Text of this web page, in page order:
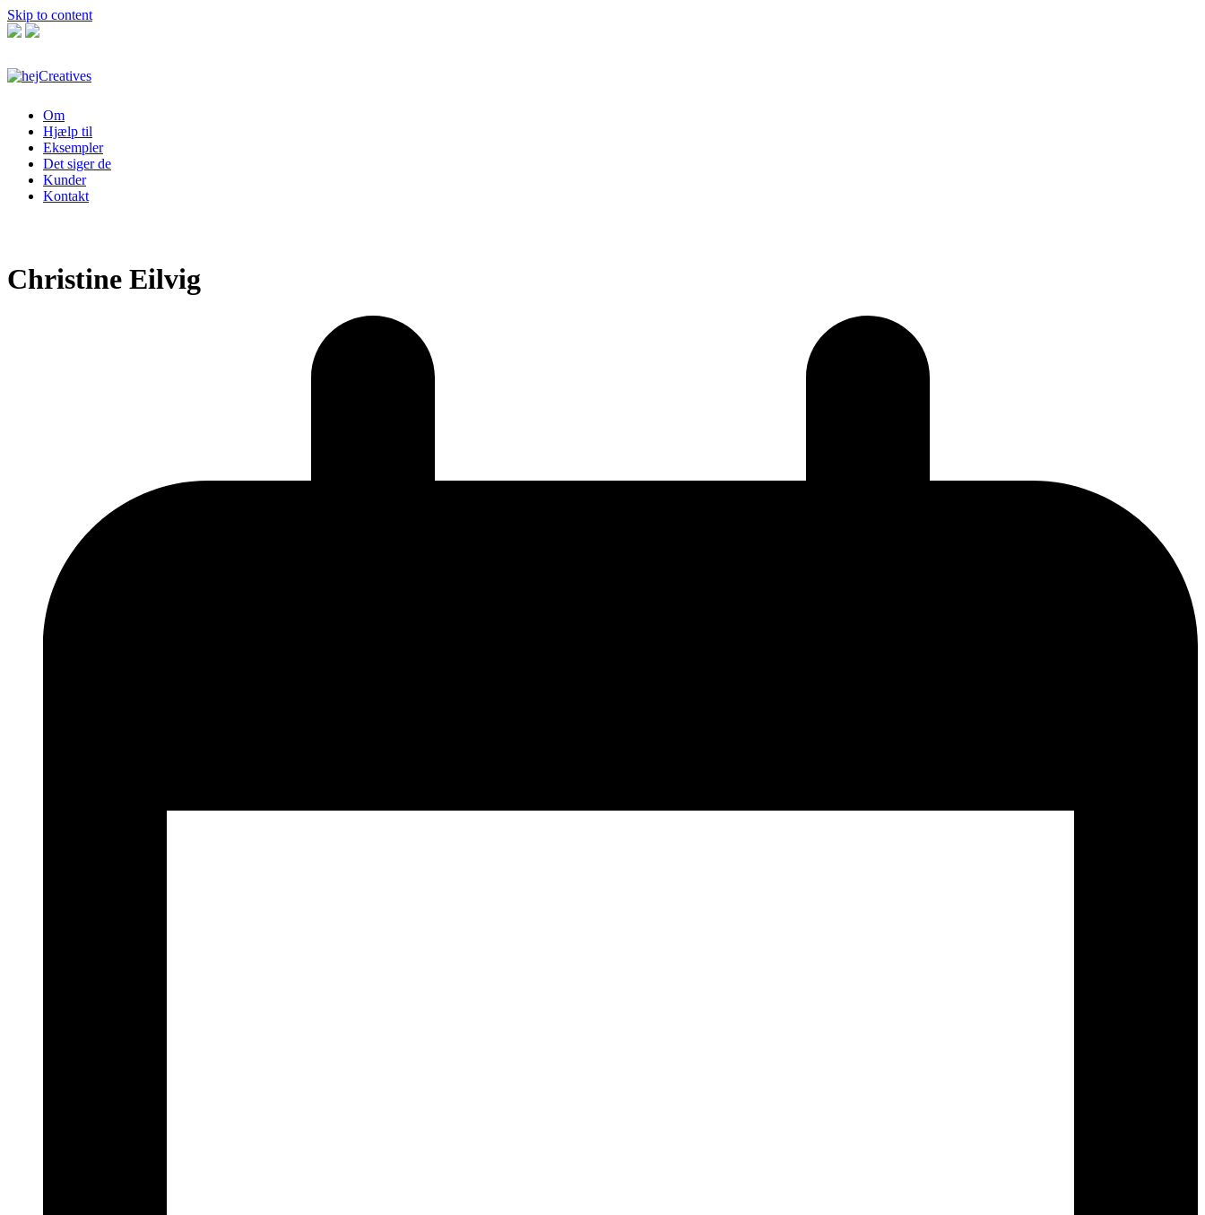
Skip to content
Om
Hjælp til
Eksempler
Det siger de
Kunder
Kontakt
Christine Eilvig